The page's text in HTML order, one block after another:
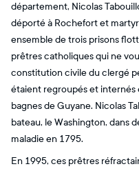
département, Nicolas
déporté à Rochefort et
ensemble de trois prisons
prêtres catholiques qui ne
constitution civile du clergé
étaient regroupés et internés
bagnes de Guyane. Nicolas
bateau, le Washington, dans
maladie en 1795.
En 1995, ces prêtres